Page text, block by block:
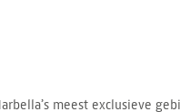
meest exclusieve